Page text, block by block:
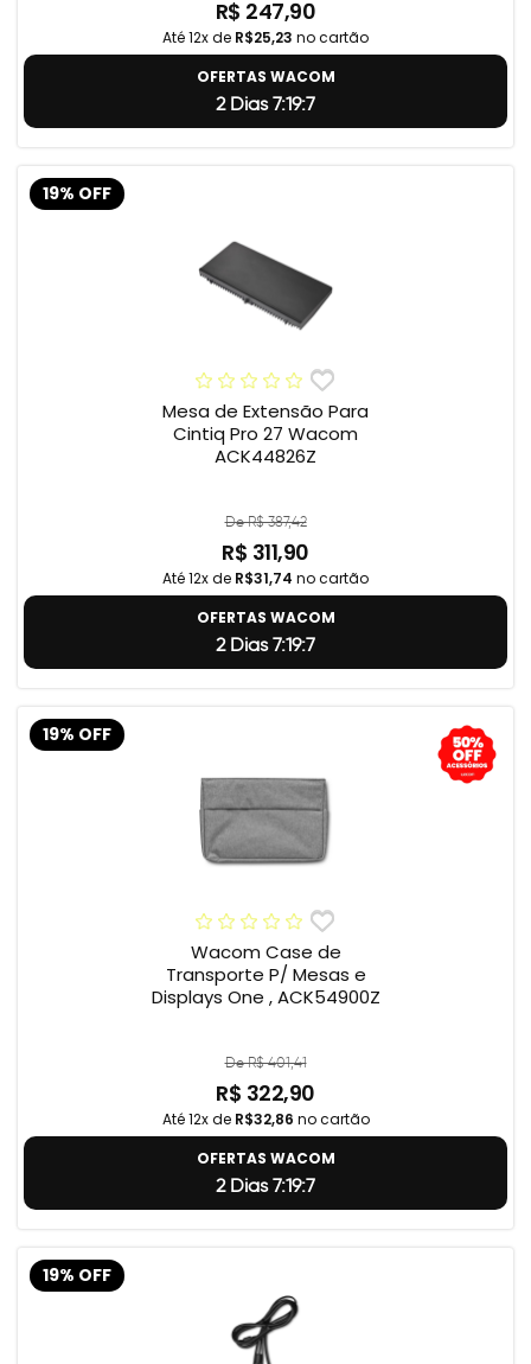
R$ 247,90
Até 12x de R$25,23 no cartão
OFERTAS WACOM
2 Dias 7:19:5
19% OFF
Mesa de Extensão Para
Cintiq Pro 27 Wacom
ACK44826Z
De R$ 387,42
R$ 311,90
Até 12x de R$31,74 no cartão
OFERTAS WACOM
2 Dias 7:19:5
19% OFF
Wacom Case de
Transporte P/ Mesas e
Displays One , ACK54900Z
De R$ 401,41
R$ 322,90
Até 12x de R$32,86 no cartão
OFERTAS WACOM
2 Dias 7:19:5
19% OFF